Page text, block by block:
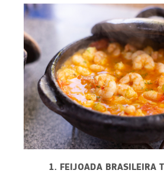
1. FEIJOADA BRASILEIRA